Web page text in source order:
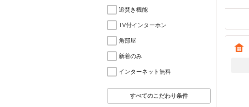
追焚き機能
TV付インターホン
角部屋
新着のみ
インターネット無料
すべてのこだわり条件